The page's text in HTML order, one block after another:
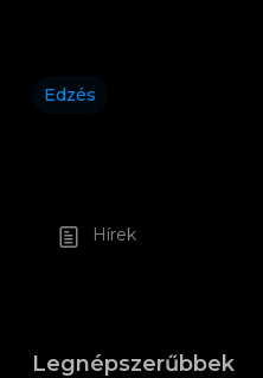
Edzés
Hírek
Legnépszerűbbek